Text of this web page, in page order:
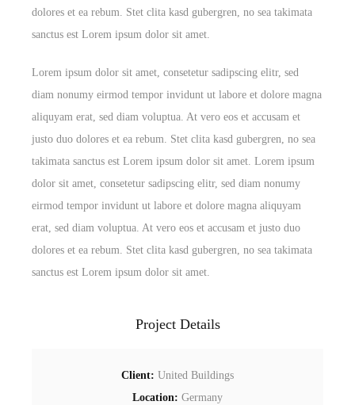
dolores et ea rebum. Stet clita kasd gubergren, no sea takimata
sanctus est Lorem ipsum dolor sit amet.
Lorem ipsum dolor sit amet, consetetur sadipscing elitr, sed
diam nonumy eirmod tempor invidunt ut labore et dolore magna
aliquyam erat, sed diam voluptua. At vero eos et accusam et
justo duo dolores et ea rebum. Stet clita kasd gubergren, no sea
takimata sanctus est Lorem ipsum dolor sit amet. Lorem ipsum
dolor sit amet, consetetur sadipscing elitr, sed diam nonumy
eirmod tempor invidunt ut labore et dolore magna aliquyam
erat, sed diam voluptua. At vero eos et accusam et justo duo
dolores et ea rebum. Stet clita kasd gubergren, no sea takimata
sanctus est Lorem ipsum dolor sit amet.
Project Details
Client: United Buildings
Location: Germany